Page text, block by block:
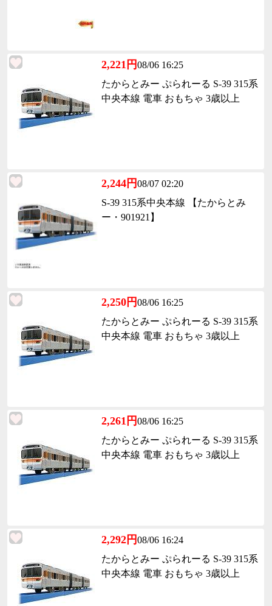
2,221円08/06 16:25
たからとみー ぷられーる S-39 315系
中央本線 電車 おもちゃ 3歳以上
2,244円08/07 02:20
S-39 315系中央本線 【たからとみ
ー・901921】
2,250円08/06 16:25
たからとみー ぷられーる S-39 315系
中央本線 電車 おもちゃ 3歳以上
2,261円08/06 16:25
たからとみー ぷられーる S-39 315系
中央本線 電車 おもちゃ 3歳以上
2,292円08/06 16:24
たからとみー ぷられーる S-39 315系
中央本線 電車 おもちゃ 3歳以上